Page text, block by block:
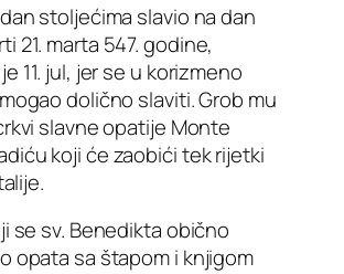
stoljećima slavio na dan
21. marta 547. godine,
11. jul, jer se u korizmeno
dolično slaviti. Grob mu
slavne opatije Monte
koji će zaobići tek rijetki
se sv. Benedikta obično
opata sa štapom i knjigom